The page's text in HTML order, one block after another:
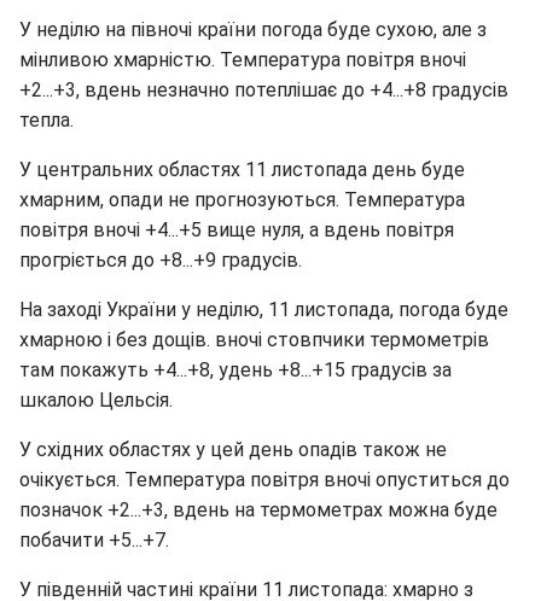
У неділю на півночі країни погода буде сухою, але з
мінливою хмарністю. Температура повітря вночі
+2...+3, вдень незначно потеплішає до +4...+8 градусів
тепла.
У центральних областях 11 листопада день буде
хмарним, опади не прогнозуються. Температура
повітря вночі +4...+5 вище нуля, а вдень повітря
прогріється до +8...+9 градусів.
На заході України у неділю, 11 листопада, погода буде
хмарною і без дощів. вночі стовпчики термометрів
там покажуть +4...+8, удень +8...+15 градусів за
шкалою Цельсія.
У східних областях у цей день опадів також не
очікується. Температура повітря вночі опуститься до
позначок +2...+3, вдень на термометрах можна буде
побачити +5...+7.
У південній частині країни 11 листопада: хмарно з